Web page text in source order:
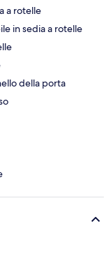
a rotelle
in sedia a rotelle
della porta